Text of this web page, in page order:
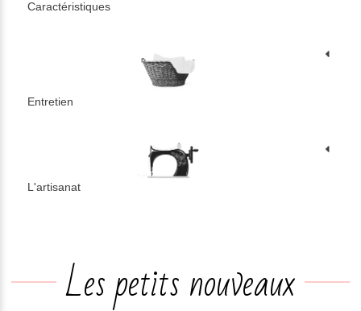
Caractéristiques
Entretien
L'artisanat